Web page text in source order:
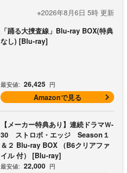
※2026年8月6日 5時 更新
「踊る大捜査線」Blu-ray BOX(特典
なし) [Blu-ray]
最安値: 26,425 円
Amazonで見る
【メーカー特典あり】連続ドラマＷ-
30 ストロボ・エッジ Season１
＆２ Blu-ray BOX （B6クリアファ
イル 付） [Blu-ray]
最安値: 22,000 円